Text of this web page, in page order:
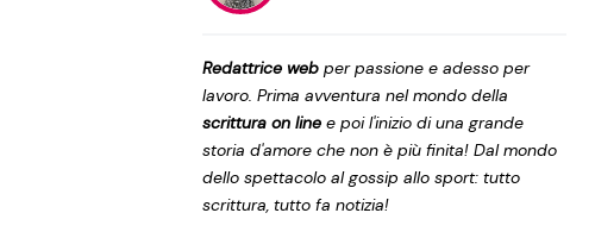
Privacy Policy
Redattrice web per passione e adesso per
lavoro. Prima avventura nel mondo della
scrittura on line e poi l'inizio di una grande
storia d'amore che non è più finita! Dal mondo
dello spettacolo al gossip allo sport: tutto
scrittura, tutto fa notizia!